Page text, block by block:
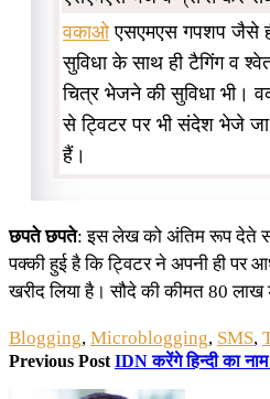
वकाओएसएमएस गपशप जैसे
सुविधा के साथ ही टैगिंग व
चित्र भेजने की सुविधा भी।
से ट्विटर पर भी संदेश भेजे
हैं।
छपते छपते: इस लेख को अंतिम रूप देते
पक्की हुई है कि ट्विटर ने अपनी ही पर
खरीद लिया है। सौदे की कीमत 80
Blogging, Microblogging, SMS,
Previous Post IDN करेंगे हिन्दी का